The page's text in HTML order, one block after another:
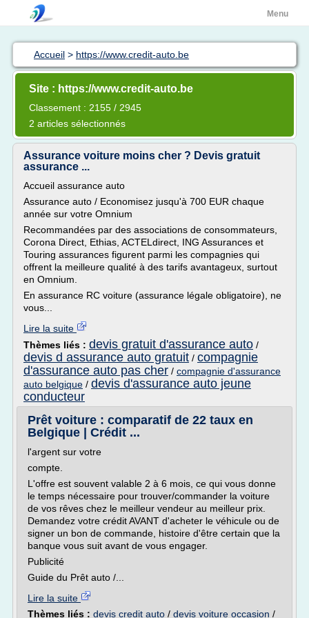
Menu
Accueil > https://www.credit-auto.be
Site : https://www.credit-auto.be
Classement : 2155 / 2945
2 articles sélectionnés
Assurance voiture moins cher ? Devis gratuit
assurance ...
Accueil assurance auto
Assurance auto / Economisez jusqu'à 700 EUR chaque
année sur votre Omnium
Recommandées par des associations de consommateurs,
Corona Direct, Ethias, ACTELdirect, ING Assurances et
Touring assurances figurent parmi les compagnies qui
offrent la meilleure qualité à des tarifs avantageux, surtout
en Omnium.
En assurance RC voiture (assurance légale obligatoire), ne
vous...
Lire la suite
Thèmes liés : devis gratuit d'assurance auto /
devis d assurance auto gratuit / compagnie
d'assurance auto pas cher / compagnie d'assurance
auto belgique / devis d'assurance auto jeune
conducteur
Prêt voiture : comparatif de 22 taux en
Belgique | Crédit ...
l'argent sur votre
compte.
L'offre est souvent valable 2 à 6 mois, ce qui vous donne
le temps nécessaire pour trouver/commander la voiture
de vos rêves chez le meilleur vendeur au meilleur prix.
Demandez votre crédit AVANT d'acheter le véhicule ou de
signer un bon de commande, histoire d'être certain que la
banque vous suit avant de vous engager.
Publicité
Guide du Prêt auto /...
Lire la suite
Thèmes liés : devis credit auto / devis voiture occasion /